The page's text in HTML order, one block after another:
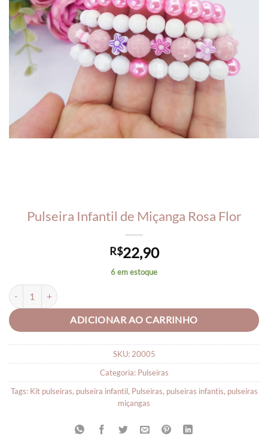
Pulseira Infantil de Miçanga Rosa Flor
R$22,90
6 em estoque
Pulseira Infantil de Miçanga Rosa Flor quantidade
ADICIONAR AO CARRINHO
SKU: 20005
Categoria: Pulseiras
Tags: Kit pulseiras, pulseira infantil, Pulseiras, pulseiras infantis, pulseiras
miçangas